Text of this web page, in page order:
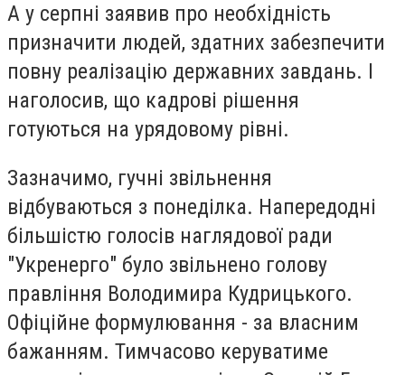
А у серпні заявив про необхідність
призначити людей, здатних забезпечити
повну реалізацію державних завдань. І
наголосив, що кадрові рішення
готуються на урядовому рівні.
Зазначимо, гучні звільнення
відбуваються з понеділка. Напередодні
більшістю голосів наглядової ради
"Укренерго" було звільнено голову
правління Володимира Кудрицького.
Офіційне формулювання - за власним
бажанням. Тимчасово керуватиме